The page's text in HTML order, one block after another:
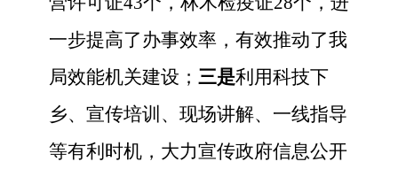
一步提高了办事效率，有效推动了我
局效能机关建设； 三是利用科技下
乡、宣传培训、现场讲解、一线指导
等有利时机，大力宣传政府信息公开